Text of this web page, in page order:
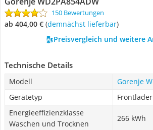
150 Bewertungen
ab 404,00 € ( Demnächst lieferbar)
Preisvergleich und weitere
Technische Details
Modell
Gorenje
Gerätetyp
Frontlader
Energieeffizienzklasse
Waschen und Trocknen
266 kWh